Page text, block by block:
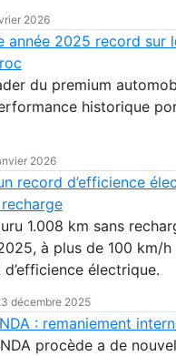
2026
année 2025 record sur
du premium
historique
2026
record d’efficience
1.008 km sans
à plus de 100 km/
électrique.
décembre 2025
: remaniement
procède a de